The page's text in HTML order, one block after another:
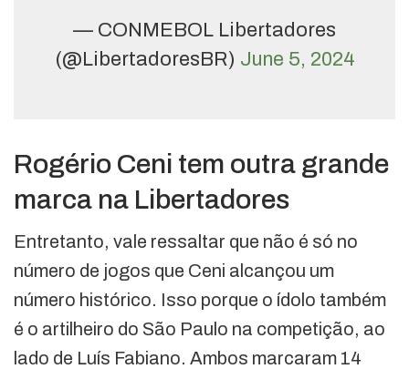
— CONMEBOL Libertadores
(@LibertadoresBR) June 5, 2024
Rogério Ceni tem outra grande
marca na Libertadores
Entretanto, vale ressaltar que não é só no
número de jogos que Ceni alcançou um
número histórico. Isso porque o ídolo também
é o artilheiro do São Paulo na competição, ao
lado de Luís Fabiano. Ambos marcaram 14